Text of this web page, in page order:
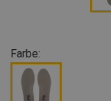
Farbe: